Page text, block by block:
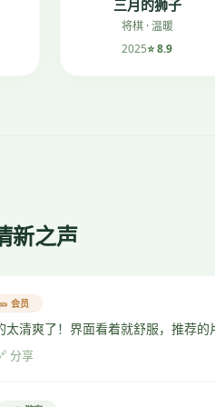
三月的狮子
将棋 · 温暖
2025⭐ 8.9
新之声
会员
太清爽了！界面看着就舒服，推荐
分享